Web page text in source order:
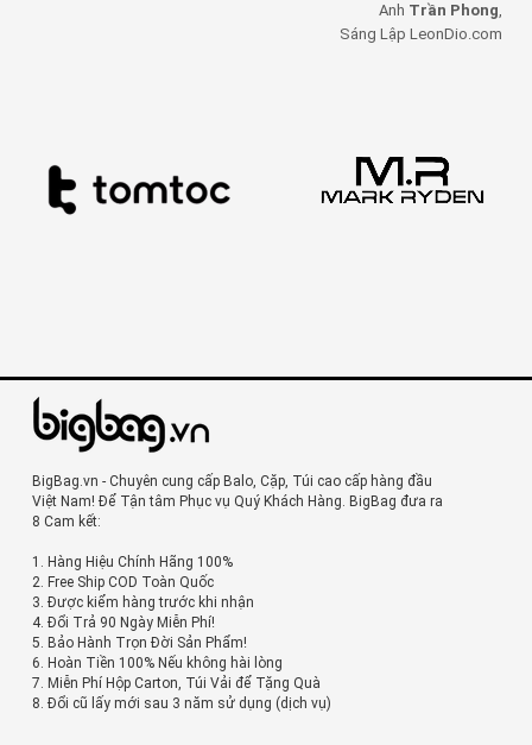
Anh Trần Phong
Sáng Lập LeonDio.com
BigBag.vn - Chuyên cung cấp Balo, Cặp, Túi cao cấp hàng đầu
Việt Nam! Để Tận tâm Phục vụ Quý Khách Hàng. BigBag đưa ra
8 Cam kết:
1. Hàng Hiệu Chính Hãng 100%
2. Free Ship COD Toàn Quốc
3. Được kiểm hàng trước khi nhận
4. Đổi Trả 90 Ngày Miễn Phí!
5. Bảo Hành Trọn Đời Sản Phẩm!
6. Hoàn Tiền 100% Nếu không hài lòng
7. Miễn Phí Hộp Carton, Túi Vải để Tặng Quà
8. Đổi cũ lấy mới sau 3 năm sử dụng (dịch vụ)